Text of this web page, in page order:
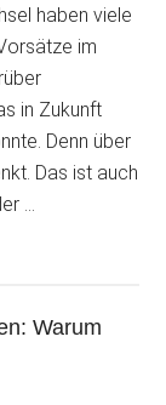
haben viele
im
in Zukunft
Denn über
Das ist auch
…
Warum